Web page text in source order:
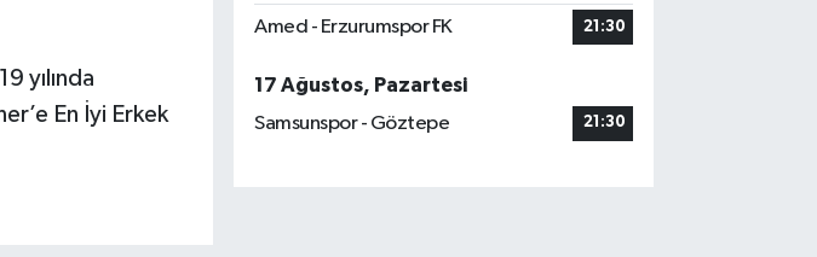
yılında
En İyi Erkek
Amed - Erzurumspor FK 21:30
17 Ağustos, Pazartesi
Samsunspor - Göztepe
21:30